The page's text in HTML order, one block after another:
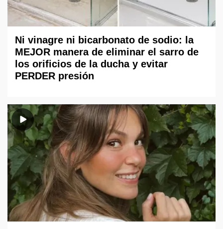
Ni vinagre ni bicarbonato de sodio: la
MEJOR manera de eliminar el sarro de
los orificios de la ducha y evitar
PERDER presión